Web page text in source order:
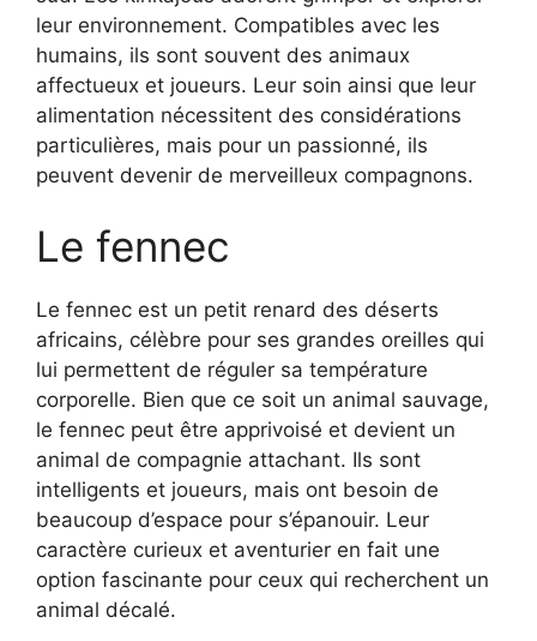
leur environnement. Compatibles avec les
humains, ils sont souvent des animaux
affectueux et joueurs. Leur soin ainsi que leur
alimentation nécessitent des considérations
particulières, mais pour un passionné, ils
peuvent devenir de merveilleux compagnons.
Le fennec
Le fennec est un petit renard des déserts
africains, célèbre pour ses grandes oreilles qui
lui permettent de réguler sa température
corporelle. Bien que ce soit un animal sauvage,
le fennec peut être apprivoisé et devient un
animal de compagnie attachant. Ils sont
intelligents et joueurs, mais ont besoin de
beaucoup d’espace pour s’épanouir. Leur
caractère curieux et aventurier en fait une
option fascinante pour ceux qui recherchent un
animal décalé.